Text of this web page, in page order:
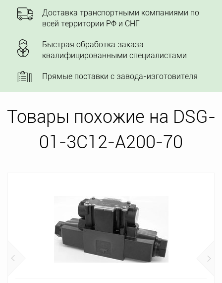
Доставка транспортными компаниями по
всей территории РФ и СНГ
Быстрая обработка заказа
квалифицированными специалистами
Прямые поставки с завода-изготовителя
Товары похожие на DSG-
01-3C12-A200-70